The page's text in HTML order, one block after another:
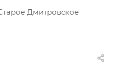
Дмитровское